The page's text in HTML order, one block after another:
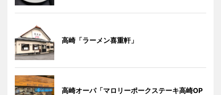
高崎「ラーメン喜重軒」
高崎オーパ「マロリーポークステーキ高崎OP